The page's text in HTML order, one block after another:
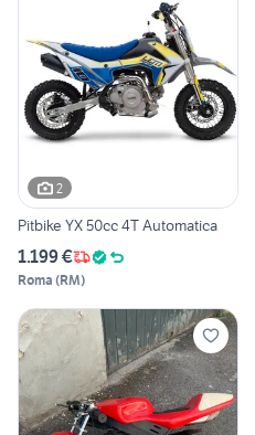
2
Pitbike YX 50cc 4T Automatica
1.199 €
Roma (RM)